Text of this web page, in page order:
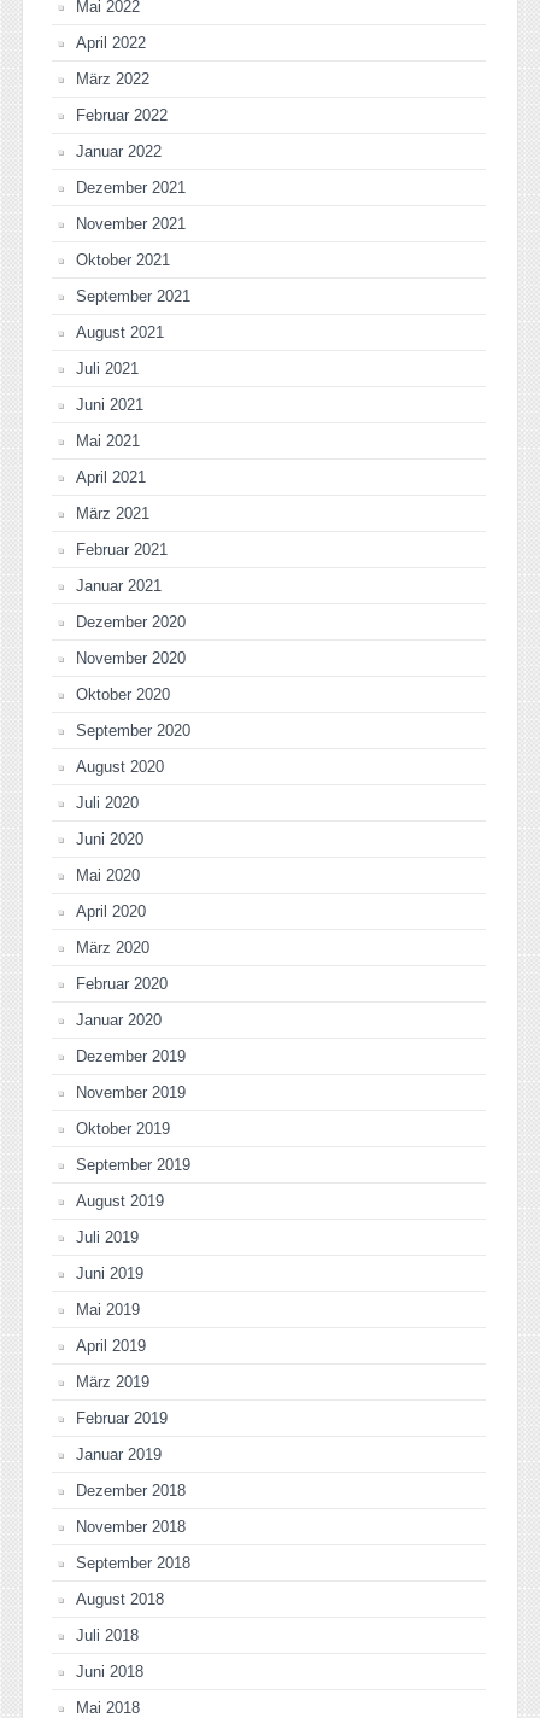
Mai 2022
April 2022
März 2022
Februar 2022
Januar 2022
Dezember 2021
November 2021
Oktober 2021
September 2021
August 2021
Juli 2021
Juni 2021
Mai 2021
April 2021
März 2021
Februar 2021
Januar 2021
Dezember 2020
November 2020
Oktober 2020
September 2020
August 2020
Juli 2020
Juni 2020
Mai 2020
April 2020
März 2020
Februar 2020
Januar 2020
Dezember 2019
November 2019
Oktober 2019
September 2019
August 2019
Juli 2019
Juni 2019
Mai 2019
April 2019
März 2019
Februar 2019
Januar 2019
Dezember 2018
November 2018
September 2018
August 2018
Juli 2018
Juni 2018
Mai 2018